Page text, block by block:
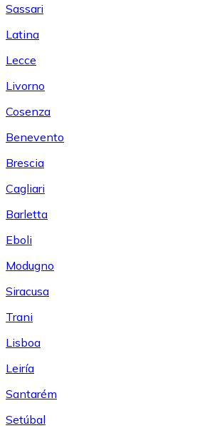
Sassari
Latina
Lecce
Livorno
Cosenza
Benevento
Brescia
Cagliari
Barletta
Eboli
Modugno
Siracusa
Trani
Lisboa
Leiría
Santarém
Setúbal